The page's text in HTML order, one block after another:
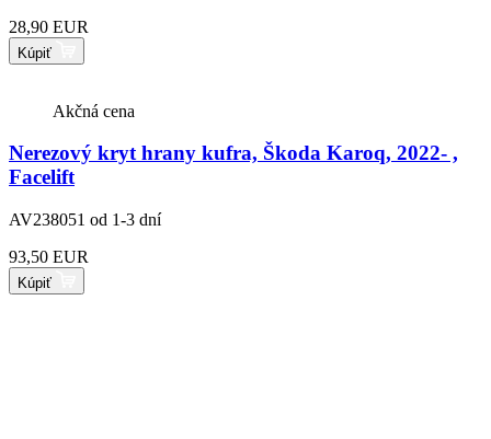
28,90 EUR
Kúpiť
Akčná cena
Nerezový kryt hrany kufra, Škoda Karoq, 2022- ,
Facelift
AV238051 od 1-3 dní
93,50 EUR
Kúpiť